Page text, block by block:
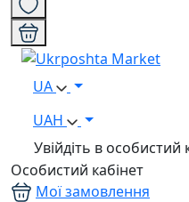
UA
UAH
Увійдіть в особистий
Особистий кабінет
Мої замовлення